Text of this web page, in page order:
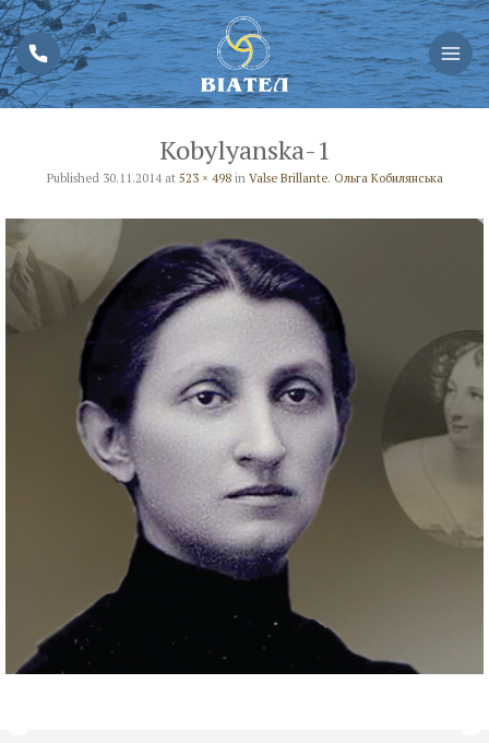
Kobylyanska-1
Published 30.11.2014at 523 × 498in Valse Brillante. Ольга Кобилянська